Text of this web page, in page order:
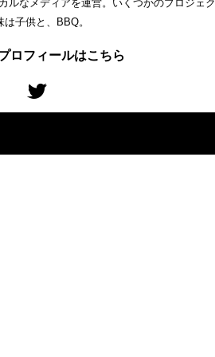
ルなメディアを運営。いくつかのプロジェ
子供と、BBQ。
ロフィールはこちら